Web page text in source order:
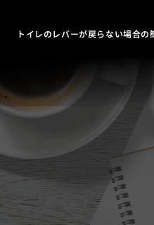
トイレのレバーが戻らない場合の